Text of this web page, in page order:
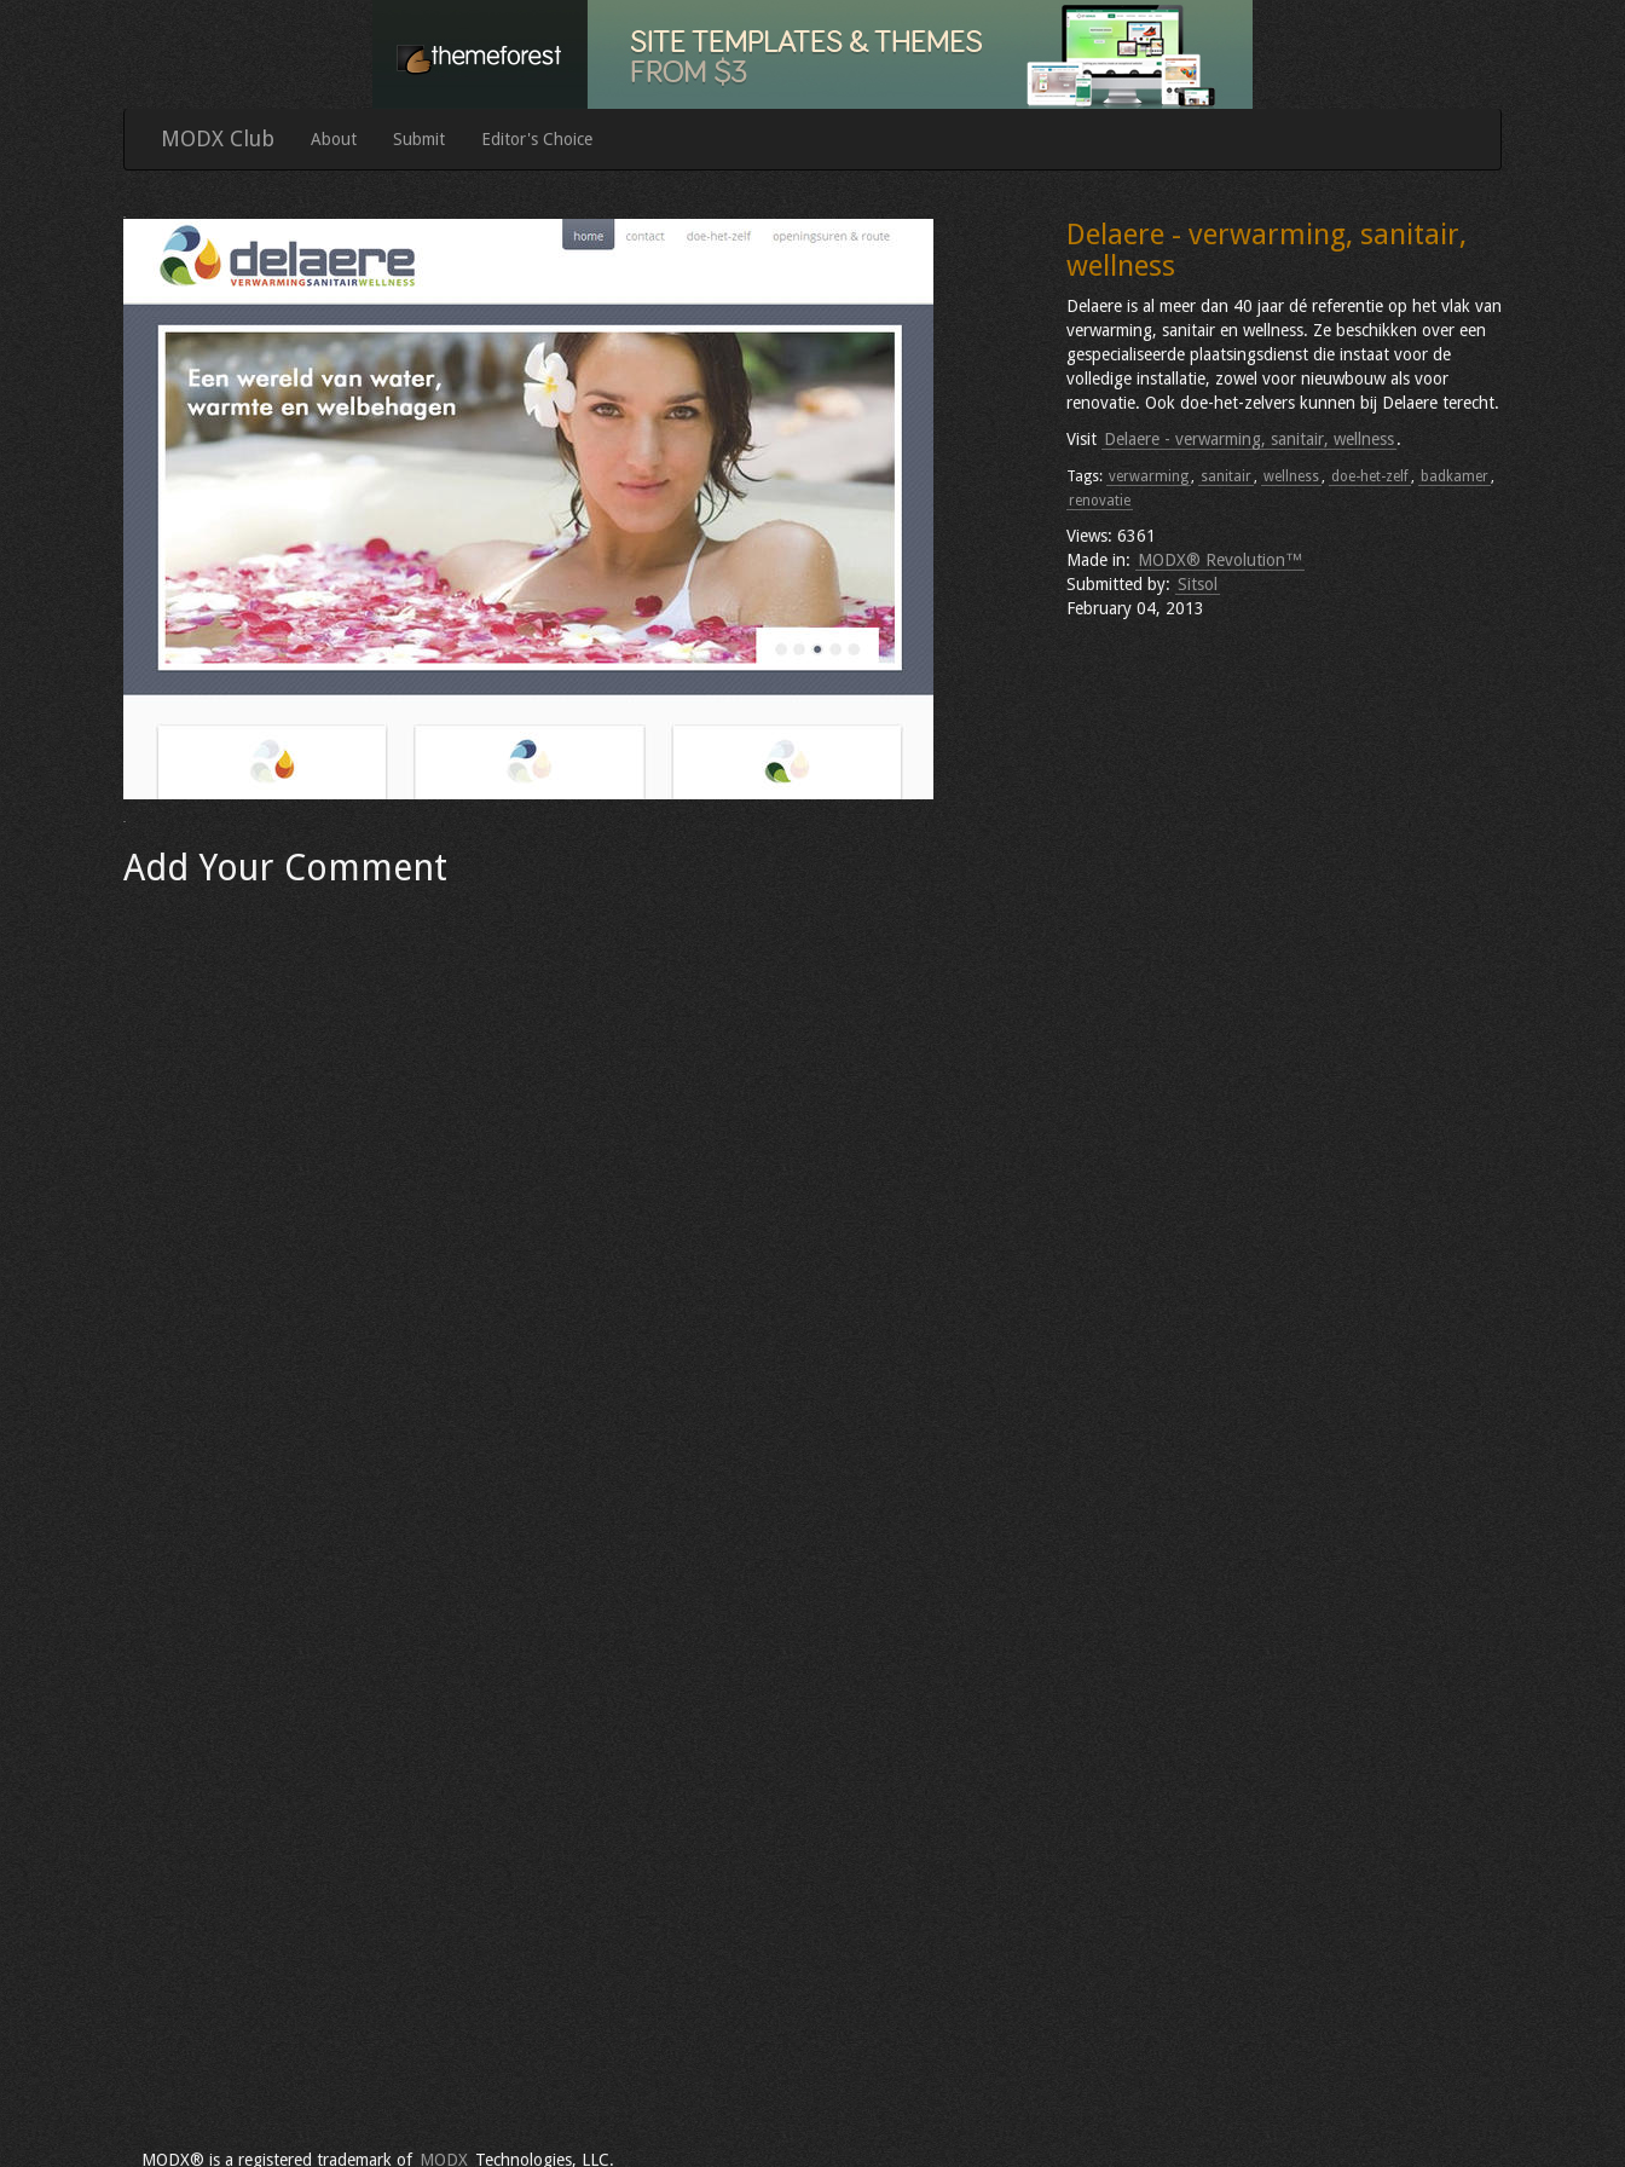
MODX Club About Submit Editor's Choice
Delaere - verwarming, sanitair,
wellness
Delaere is al meer dan 40 jaar dé referentie op het vlak van
verwarming, sanitair en wellness. Ze beschikken over een
gespecialiseerde plaatsingsdienst die instaat voor de
volledige installatie, zowel voor nieuwbouw als voor
renovatie. Ook doe-het-zelvers kunnen bij Delaere terecht.
Visit Delaere - verwarming, sanitair, wellness.
Tags: verwarming, sanitair, wellness, doe-het-zelf, badkamer,
renovatie
Views: 6361
Made in: MODX® Revolution™
Submitted by: Sitsol
February 04, 2013
Add Your Comment
MODX® is a registered trademark of MODX Technologies, LLC.